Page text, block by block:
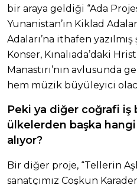
bir araya geldiği “Ada
Yunanistan’ın Kiklad
Adaları’na ithafen
Konser, Kınalıada’daki
Manastırı’nın avlusunda
hem müzik büyüleyici
Peki ya diğer coğrafi iş
ülkelerden başka
alıyor?
Bir diğer proje, “Tellerin
sanatçımız Coşkun